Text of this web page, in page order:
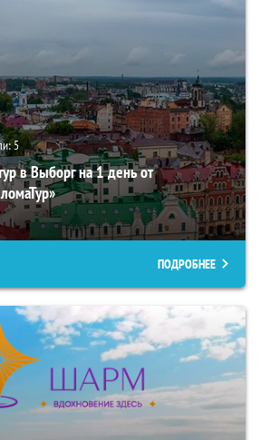
5
в Выборг на 1 день от
ПОДРОБНЕЕ